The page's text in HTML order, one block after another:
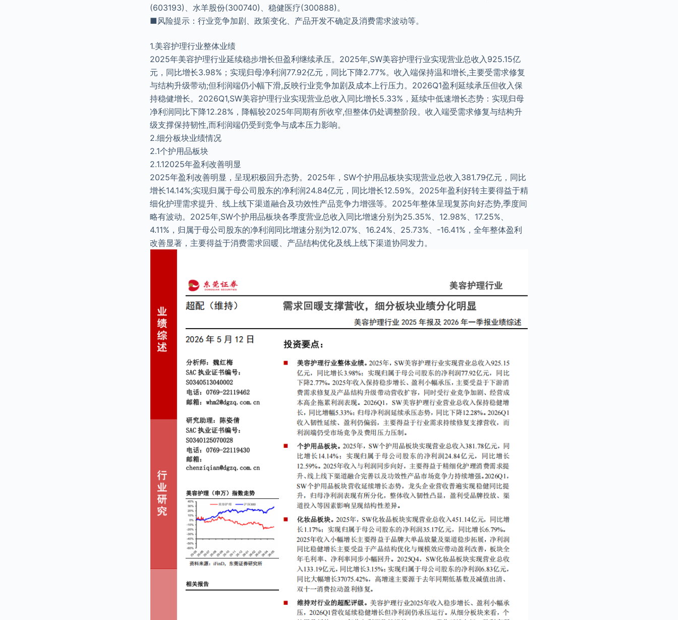
(603193)、水羊股份(300740)、稳健医疗(300888)。
■风险提示：行业竞争加剧、政策变化、产品开发不确定及消费需求波动等。
1.美容护理行业整体业绩
2025年美容护理行业延续稳步增长但盈利继续承压。2025年,SW美容护理行业实现营业总收入925.15亿
元，同比增长3.98%；实现归母净利润77.92亿元，同比下降2.77%。收入端保持温和增长,主要受需求修复
与结构升级带动;但利润端仍小幅下滑,反映行业竞争加剧及成本上行压力。2026Q1盈利延续承压但收入保
持稳健增长。2026Q1,SW美容护理行业实现营业总收入同比增长5.33%，延续中低速增长态势：实现归母
净利润同比下降12.28%，降幅较2025年同期有所收窄,但整体仍处调整阶段。收入端受需求修复与结构升
级支撑保持韧性,而利润端仍受到竞争与成本压力影响。
2.细分板块业绩情况
2.1个护用品板块
2.1.12025年盈利改善明显
2025年盈利改善明显，呈现积极回升态势。2025年，SW个护用品板块实现营业总收入381.79亿元，同比
增长14.14%;实现归属于母公司股东的净利润24.84亿元，同比增长12.59%。2025年盈利好转主要得益于精
细化护理需求提升、线上线下渠道融合及功效性产品竞争力增强等。2025年整体呈现复苏向好态势,季度间
略有波动。2025年,SW个护用品板块各季度营业总收入同比增速分别为25.35%、12.98%、17.25%、
4.11%，归属于母公司股东的净利润同比增速分别为12.07%、16.24%、25.73%、-16.41%，全年整体盈利
改善显著，主要得益于消费需求回暖、产品结构优化及线上线下渠道协同发力。